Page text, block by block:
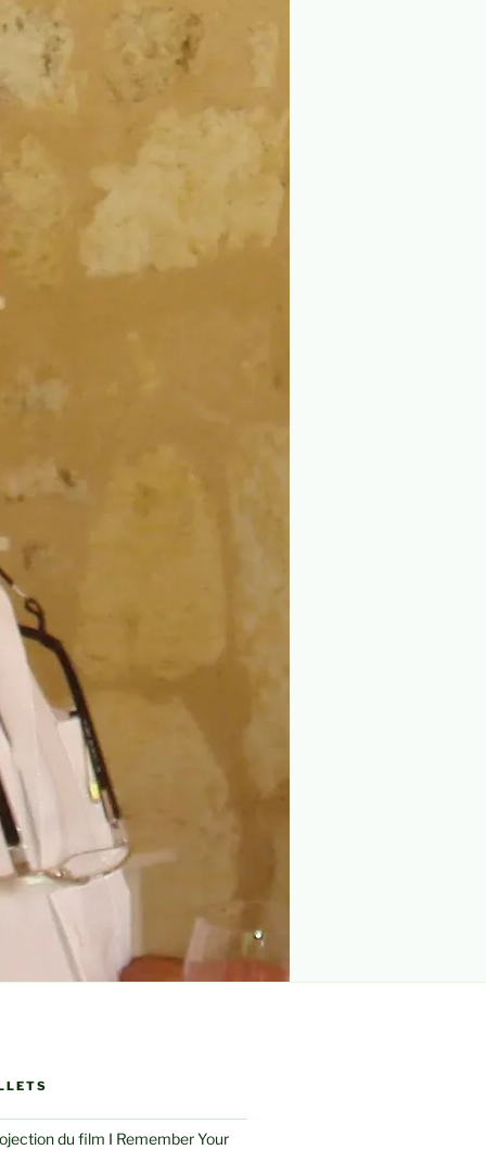
du film I Remember Your